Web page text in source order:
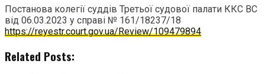
Постанова колегії суддів Третьої судової палати ККС ВС
від 06.03.2023 у справі № 161/18237/18
https://reyestr.court.gov.ua/Review/109479894
Related Posts: